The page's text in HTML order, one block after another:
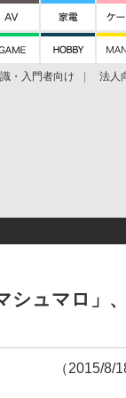
・入門者向け 法人
ュマロ」、
（2015/8/